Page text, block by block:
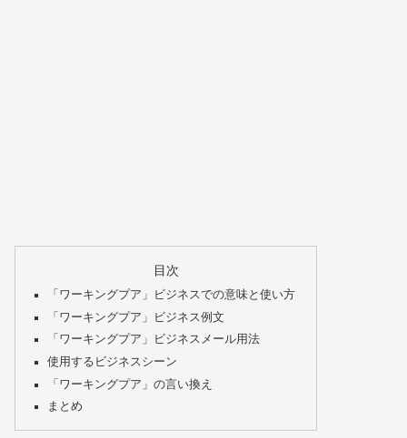
目次
「ワーキングプア」ビジネスでの意味と使い方
「ワーキングプア」ビジネス例文
「ワーキングプア」ビジネスメール用法
使用するビジネスシーン
「ワーキングプア」の言い換え
まとめ